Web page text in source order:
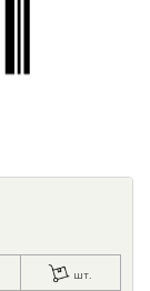
шт.